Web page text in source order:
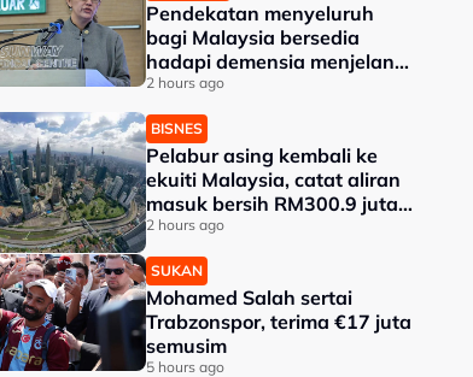
Pendekatan menyeluruh
bagi Malaysia bersedia
hadapi demensia menjelang
2030 - Hanifah
2 hours ago
BISNES
Pelabur asing kembali ke
ekuiti Malaysia, catat aliran
masuk bersih RM300.9 juta
pada Julai
2 hours ago
SUKAN
Mohamed Salah sertai
Trabzonspor, terima €17 juta
semusim
5 hours ago